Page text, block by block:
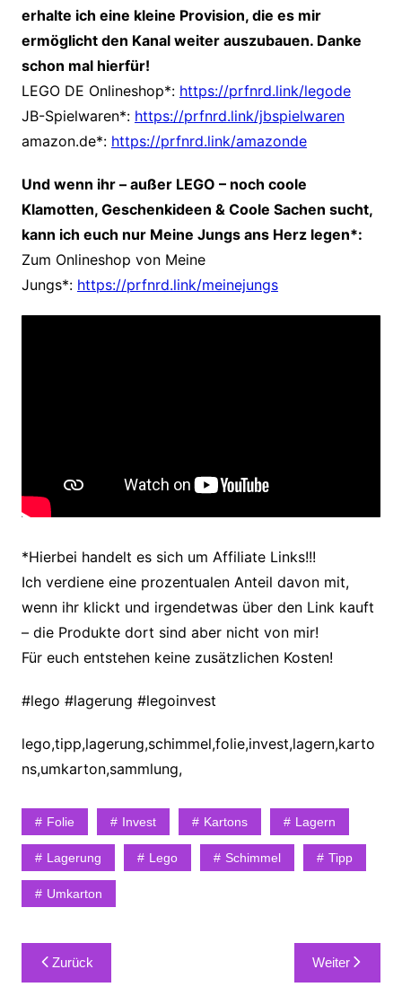
erhalte ich eine kleine Provision, die es mir
ermöglicht den Kanal weiter auszubauen. Danke
schon mal hierfür!
LEGO DE Onlineshop*: https://prfnrd.link/legode
JB-Spielwaren*: https://prfnrd.link/jbspielwaren
amazon.de*: https://prfnrd.link/amazonde
Und wenn ihr – außer LEGO – noch coole
Klamotten, Geschenkideen & Coole Sachen sucht,
kann ich euch nur Meine Jungs ans Herz legen*:
Zum Onlineshop von Meine
Jungs*: https://prfnrd.link/meinejungs
*Hierbei handelt es sich um Affiliate Links!!!
Ich verdiene eine prozentualen Anteil davon mit,
wenn ihr klickt und irgendetwas über den Link kauft
– die Produkte dort sind aber nicht von mir!
Für euch entstehen keine zusätzlichen Kosten!
#lego #lagerung #legoinvest
lego,tipp,lagerung,schimmel,folie,invest,lagern,karto
ns,umkarton,sammlung,
Folie Invest Kartons Lagern
Lagerung Lego Schimmel Tipp
Umkarton
Beitragsnavigation
Zurück Weiter